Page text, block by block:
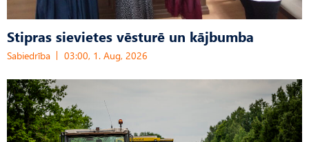
Stipras sievietes vēsturē un kājbumba
Sabiedrība 03:00, 1. Aug, 2026